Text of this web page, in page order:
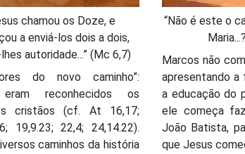
chamou os Doze, e
a enviá-los dois a dois,
autoridade...” (Mc 6,7)
do novo caminho”:
reconhecidos os
cristãos (cf. At 16,17;
19,9.23; 22,4; 24,14.22).
caminhos da história
“Não é este o
Marcos não
apresentando a
a educação do
ele começa
João Batista,
que Jesus